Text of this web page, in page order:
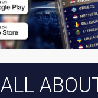
ALL